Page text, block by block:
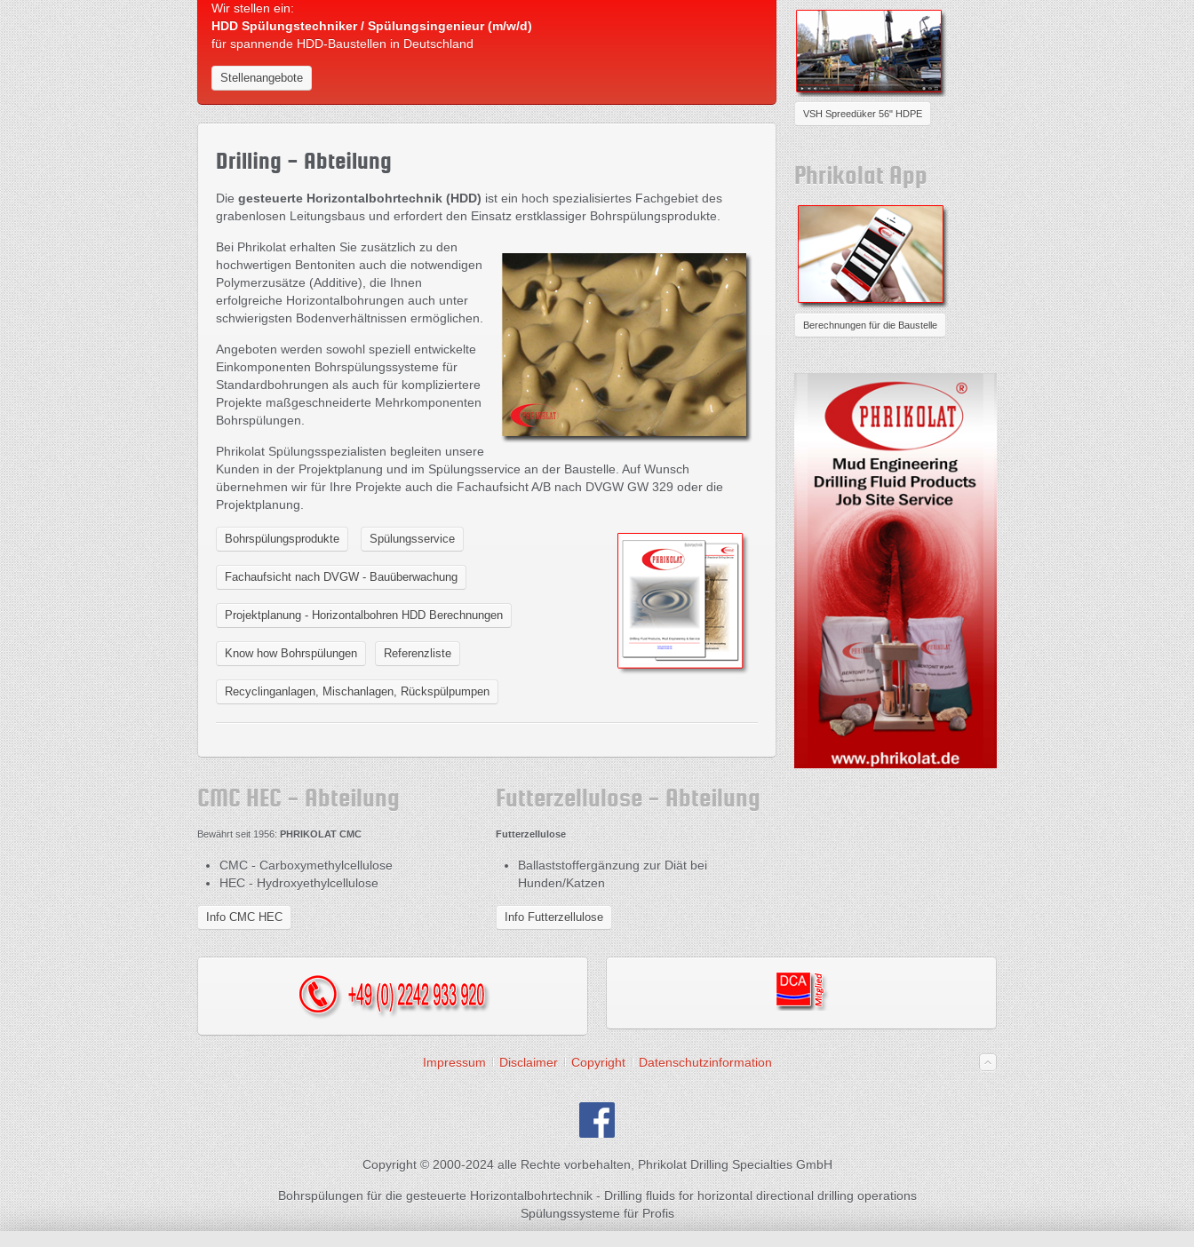
Wir stellen ein:
HDD Spülungstechniker / Spülungsingenieur (m/w/d)
für spannende HDD-Baustellen in Deutschland
Stellenangebote
Drilling - Abteilung
Die gesteuerte Horizontalbohrtechnik (HDD) ist ein hoch spezialisiertes Fachgebiet des
grabenlosen Leitungsbaus und erfordert den Einsatz erstklassiger Bohrspülungsprodukte.
Bei Phrikolat erhalten Sie zusätzlich zu den
hochwertigen Bentoniten auch die notwendigen
Polymerzusätze (Additive), die Ihnen
erfolgreiche Horizontalbohrungen auch unter
schwierigsten Bodenverhältnissen ermöglichen.
Angeboten werden sowohl speziell entwickelte
Einkomponenten Bohrspülungssysteme für
Standardbohrungen als auch für kompliziertere
Projekte maßgeschneiderte Mehrkomponenten
Bohrspülungen.
Phrikolat Spülungsspezialisten begleiten unsere
Kunden in der Projektplanung und im Spülungsservice an der Baustelle. Auf Wunsch
übernehmen wir für Ihre Projekte auch die Fachaufsicht A/B nach DVGW GW 329 oder die
Projektplanung.
Bohrspülungsprodukte Spülungsservice
Fachaufsicht nach DVGW - Bauüberwachung
Projektplanung - Horizontalbohren HDD Berechnungen
Know how Bohrspülungen Referenzliste
Recyclinganlagen, Mischanlagen, Rückspülpumpen
CMC HEC - Abteilung
Bewährt seit 1956:PHRIKOLAT CMC
CMC - Carboxymethylcellulose
HEC - Hydroxyethylcellulose
Info CMC HEC
Futterzellulose - Abteilung
Futterzellulose
Ballaststoffergänzung zur Diät bei
Hunden/Katzen
Info Futterzellulose
VSH Spreedüker 56" HDPE
Phrikolat App
Berechnungen für die Baustelle
Impressum Disclaimer Copyright Datenschutzinformation
Copyright © 2000-2024 alle Rechte vorbehalten, Phrikolat Drilling Specialties GmbH
Bohrspülungen für die gesteuerte Horizontalbohrtechnik - Drilling fluids for horizontal directional drilling operations
Spülungssysteme für Profis